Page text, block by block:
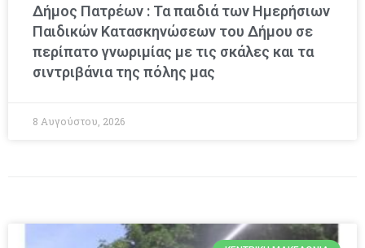
Δήμος Πατρέων : Τα παιδιά των Ημερήσιων
Παιδικών Κατασκηνώσεων του Δήμου σε
περίπατο γνωριμίας με τις σκάλες και τα
σιντριβάνια της πόλης μας
8 Αυγούστου, 2026